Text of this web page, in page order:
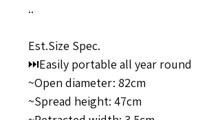
..
Est.Size Spec.
⏭️Easily portable all year round
~Open diameter: 82cm
~Spread height: 47cm